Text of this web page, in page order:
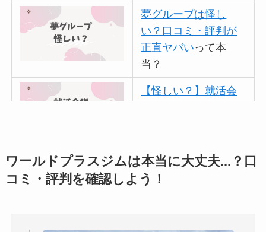
夢グループは怪し
い？口コミ・評判が
正直ヤバいって本
当？
【怪しい？】就活会
アトムクリニックは
怪しい？口コミ・評
ワールドプラスジムは本当に大丈夫...？口
コミ・評判を確認しよう！